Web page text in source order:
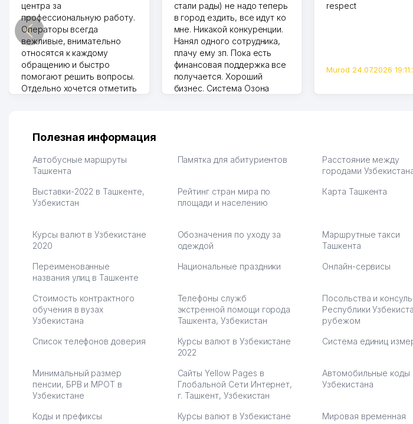
центра за
профессиональную работу.
Операторы всегда
вежливые, внимательно
относятся к каждому
обращению и быстро
помогают решить вопросы.
Отдельно хочется отметить
их работе значительно
обслуживания клиентов.
Рекомендую этот колл-
партнера для бизнеса.
Vip Brand 31.07.2026 11:43:39
стали рады) не надо теперь
в город ездить, все идут ко
мне. Никакой конкуренции.
Нанял одного сотрудника,
плачу ему зп. Пока есть
финансовая поддержка все
получается. Хороший
бизнес. Система Озона
тут у нас уже есть ПВЗ.
Марат 27.07.2026 08:00:37
respect
Murod 24.07.2026
Полезная информация
Автобусные маршруты
Ташкента
Памятка для абитуриентов
Расстояние между
городами
Выставки-2022 в Ташкенте,
Узбекистан
Рейтинг стран мира по
площади и населению
Карта Ташкента
Курсы валют в Узбекистане
2020
Обозначения по уходу за
одеждой
Маршрутные такси
Ташкента
Переименованные
названия улиц в Ташкенте
Национальные праздники Онлайн-сервисы
Стоимость контрактного
обучения в вузах
Узбекистана
Телефоны служб
экстренной помощи города
Ташкента, Узбекистан
Посольства и
Республики
рубежом
Список телефонов доверия
Курсы валют в Узбекистане
2022
Система единиц
Минимальный размер
пенсии, БРВ и МРОТ в
Узбекистане
Сайты Yellow Pages в
Глобальной Сети Интернет,
г. Ташкент, Узбекистан
Автомобильные коды
Узбекистана
Коды и префиксы
Курсы валют в Узбекистане
Мировая временная